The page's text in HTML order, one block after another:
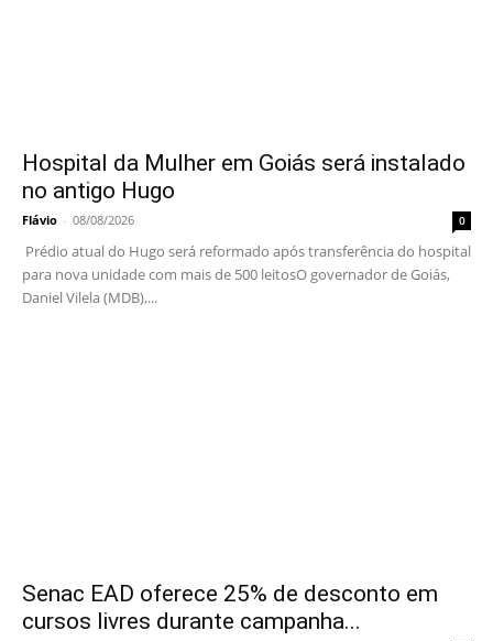
Hospital da Mulher em Goiás será instalado
no antigo Hugo
Flávio - 08/08/2026 0
Prédio atual do Hugo será reformado após transferência do hospital
para nova unidade com mais de 500 leitosO governador de Goiás,
Daniel Vilela (MDB),...
Senac EAD oferece 25% de desconto em
cursos livres durante campanha...